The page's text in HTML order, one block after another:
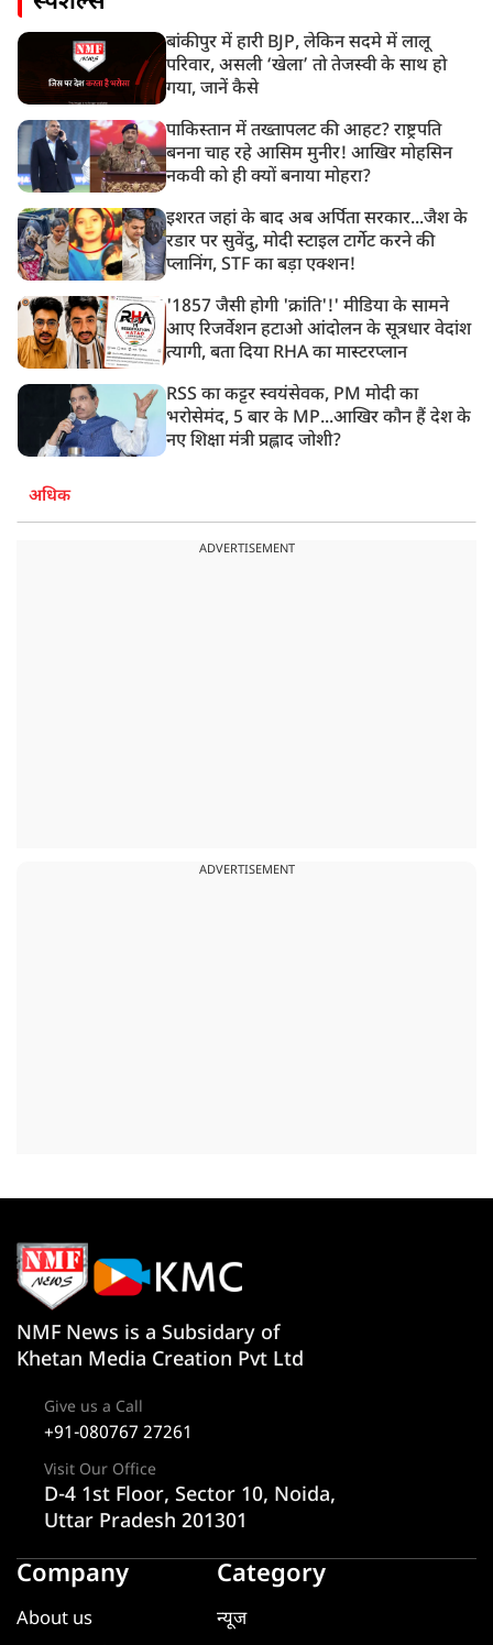
बांकीपुर में हारी BJP, लेकिन सदमे में लालू
परिवार, असली ‘खेला’ तो तेजस्वी के साथ हो
गया, जानें कैसे
पाकिस्तान में तख्तापलट की आहट? राष्ट्रपति
बनना चाह रहे आसिम मुनीर! आखिर मोहसिन
नकवी को ही क्यों बनाया मोहरा?
इशरत जहां के बाद अब अर्पिता सरकार...जैश के
रडार पर सुवेंदु, मोदी स्टाइल टार्गेट करने की
प्लानिंग, STF का बड़ा एक्शन!
'1857 जैसी होगी 'क्रांति'!' मीडिया के सामने
आए रिजर्वेशन हटाओ आंदोलन के सूत्रधार वेदांश
त्यागी, बता दिया RHA का मास्टरप्लान
RSS का कट्टर स्वयंसेवक, PM मोदी का
भरोसेमंद, 5 बार के MP...आखिर कौन हैं देश के
नए शिक्षा मंत्री प्रह्लाद जोशी?
अधिक
ADVERTISEMENT
ADVERTISEMENT
NMF News is a Subsidary of
Khetan Media Creation Pvt Ltd
Give us a Call
+91-080767 27261
Visit Our Office
D-4 1st Floor, Sector 10, Noida,
Uttar Pradesh 201301
Company
About us
Category
न्यूज